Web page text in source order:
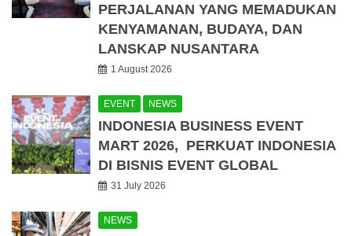
PERJALANAN YANG MEMADUKAN
KENYAMANAN, BUDAYA, DAN
LANSKAP NUSANTARA
1 August 2026
EVENT NEWS
INDONESIA BUSINESS EVENT
MART 2026, PERKUAT INDONESIA
DI BISNIS EVENT GLOBAL
31 July 2026
NEWS